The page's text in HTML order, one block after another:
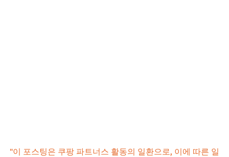
"이 포스팅은 쿠팡 파트너스 활동의 일환으로, 이에 따른 일